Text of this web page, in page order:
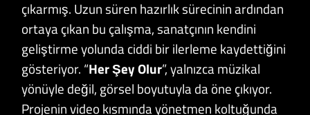
çıkarmış. Uzun süren hazırlık sürecinin ardından
ortaya çıkan bu çalışma, sanatçının kendini
geliştirme yolunda ciddi bir ilerleme kaydettiğini
gösteriyor. “Her Şey Olur”, yalnızca müzikal
yönüyle değil, görsel boyutuyla da öne çıkıyor.
Projenin video kısmında yönetmen koltuğunda